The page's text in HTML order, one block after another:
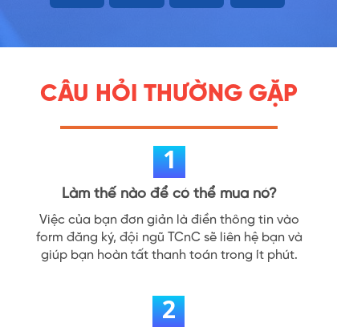
CÂU HỎI THƯỜNG GẶP
1
Làm thế nào để có thể mua nó?
Việc của bạn đơn giản là điền thông tin vào
form đăng ký, đội ngũ TCnC sẽ liên hệ bạn và
giúp bạn hoàn tất thanh toán trong ít phút.
2